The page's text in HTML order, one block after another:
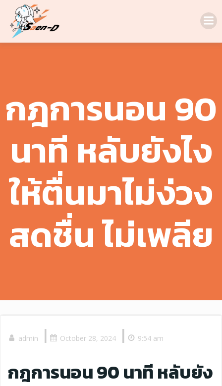
กฎการนอน 90
นาที หลับยังไง
ให้ตื่นมาไม่ง่วง
สดชื่น ไม่เพลีย
admin | October 28, 2024 | 9:54 am
กฎการนอน 90 นาที หลับยัง